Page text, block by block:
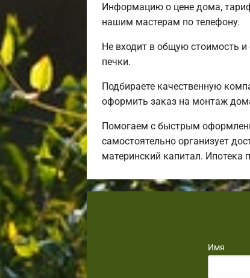
Информацию о цене дома,
нашим мастерам по телефону.
Не входит в общую стоимость и
печки.
Подбираете качественную
оформить заказ на монтаж
Помогаем с быстрым
самостоятельно организует
материнский капитал. Ипотека
Имя